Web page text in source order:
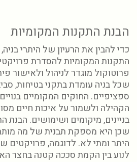
הבנת התקנות המקומיות
כדי להבין את הרעיון של היתרי
התקנות המקומיות להסדרת
פרוטוקול מוגדר לניהול ולאישור
שכל בניה עומדת בתקני בטיחות,
ספציפיים. החוקים המקומיים
הקהילה ולשמור על איכות חיים
בניינים, מיקומים ושימושים. הבנת
שכן היא מספקת תבנית של מה
היתר ומתי לא. לדוגמה, פרויקטים
לנוע בין הקמת סככה קטנה בחצר